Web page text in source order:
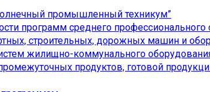
промышленный техникум”
программ среднего профессионального
строительных, дорожных машин и
жилищно-коммунального
продуктов, готовой